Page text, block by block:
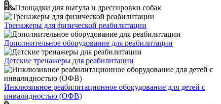
Площадки для выгула и дрессировки собак
Тренажеры для физической реабилитации
Дополнительное оборудование для реабилитации
Детские тренажеры для реабилитации
Инклюзивное реабилитационное оборудование для детей с
инвалидностью (ОФВ)